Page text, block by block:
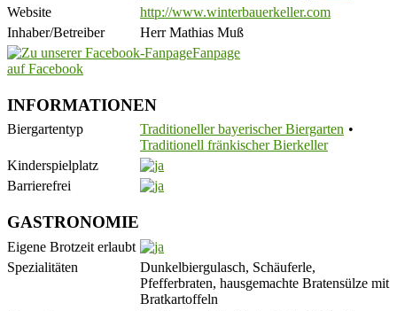
Website
http://www.winterbauerkeller.com
Inhaber/Betreiber
Herr Mathias Muß
Fanpage
auf Facebook
INFORMATIONEN
Biergartentyp
Traditioneller bayerischer Biergarten
Traditionell fränkischer Bierkeller
Kinderspielplatz
Barrierefrei
GASTRONOMIE
Eigene Brotzeit erlaubt
Spezialitäten
Dunkelbiergulasch, Schäuferle,
Pfefferbraten, hausgemachte Bratensülze mit
Bratkartoffeln